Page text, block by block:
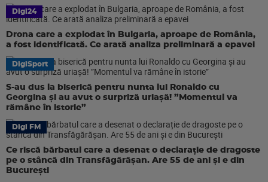
Digi24
Drona care a explodat în Bulgaria, aproape de România,
a fost identificată. Ce arată analiza preliminară a epavei
DigiSport
S-au dus la biserică pentru nunta lui Ronaldo cu
Georgina și au avut o surpriză uriașă! ”Momentul va
rămâne în istorie”
Digi FM
Ce riscă bărbatul care a desenat o declarație de dragoste
pe o stâncă din Transfăgărășan. Are 55 de ani și e din
București